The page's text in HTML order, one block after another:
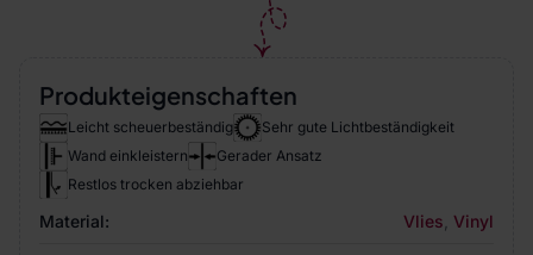
Produkteigenschaften
Leicht scheuerbeständig
Sehr gute Lichtbeständigkeit
Wand einkleistern
Gerader Ansatz
Restlos trocken abziehbar
Material: Vlies Vinyl